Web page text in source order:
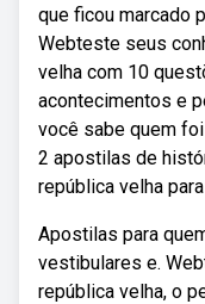
que ficou marcado
Webteste seus
velha com 10
acontecimentos e
você sabe quem
2 apostilas de
república velha
Apostilas para
vestibulares e.
república velha, o